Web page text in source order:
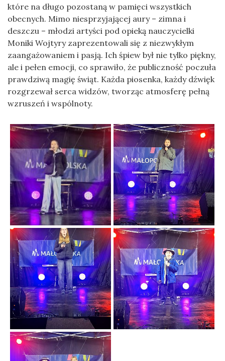
które na długo pozostaną w pamięci wszystkich
obecnych. Mimo niesprzyjającej aury – zimna i
deszczu – młodzi artyści pod opieką nauczycielki
Moniki Wojtyry zaprezentowali się z niezwykłym
zaangażowaniem i pasją. Ich śpiew był nie tylko piękny,
ale i pełen emocji, co sprawiło, że publiczność poczuła
prawdziwą magię świąt. Każda piosenka, każdy dźwięk
rozgrzewał serca widzów, tworząc atmosferę pełną
wzruszeń i wspólnoty.